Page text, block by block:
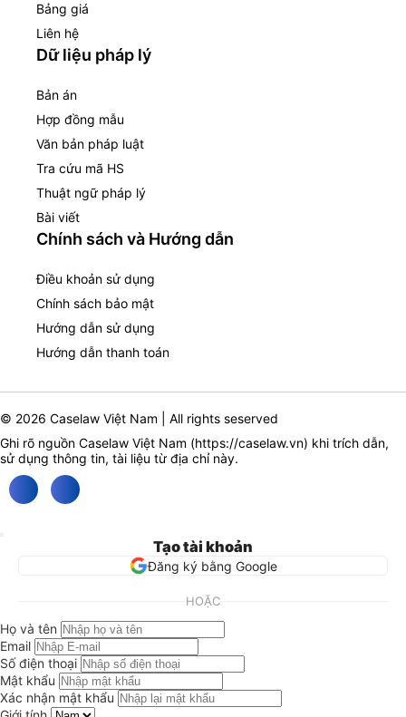
Bảng giá
Liên hệ
Dữ liệu pháp lý
Bản án
Hợp đồng mẫu
Văn bản pháp luật
Tra cứu mã HS
Thuật ngữ pháp lý
Bài viết
Chính sách và Hướng dẫn
Điều khoản sử dụng
Chính sách bảo mật
Hướng dẫn sử dụng
Hướng dẫn thanh toán
© 2026 Caselaw Việt Nam | All rights seserved
Ghi rõ nguồn Caselaw Việt Nam (https://caselaw.vn) khi trích dẫn,
sử dụng thông tin, tài liệu từ địa chỉ này.
Tạo tài khoản
Đăng ký bằng Google
HOẶC
Họ và tên
Email
Số điện thoại
Mật khẩu
Xác nhận mật khẩu